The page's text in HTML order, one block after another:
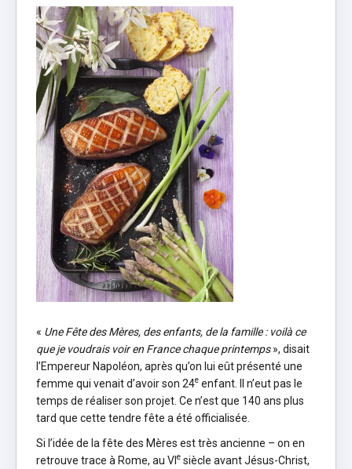
« Une Fête des Mères, des enfants, de la famille : voilà ce
que je voudrais voir en France chaque printemps», disait
l’Empereur Napoléon, après qu’on lui eût présenté une
femme qui venait d’avoir son 24e enfant. Il n’eut pas le
temps de réaliser son projet. Ce n’est que 140 ans plus
tard que cette tendre fête a été officialisée.
Si l’idée de la fête des Mères est très ancienne – on en
retrouve trace à Rome, au VIe siècle avant Jésus-Christ,